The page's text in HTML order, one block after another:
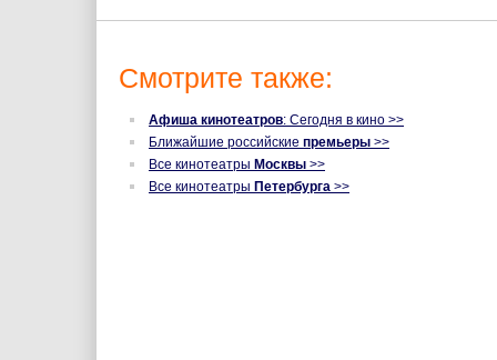
Смотрите также:
Афиша кинотеатров: Сегодня в кино >>
Ближайшие российские премьеры >>
Все кинотеатры Москвы >>
Все кинотеатры Петербурга >>